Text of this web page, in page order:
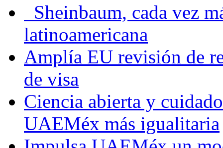
Sheinbaum, cada vez
latinoamericana
Amplía EU revisión de
de visa
Ciencia abierta y
UAEMéx más igualitaria